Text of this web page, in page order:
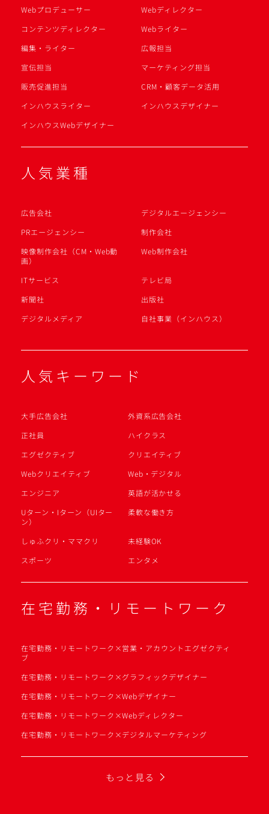
Webプロデューサー
Webディレクター
コンテンツディレクター
Webライター
編集・ライター
広報担当
宣伝担当
マーケティング担当
販売促進担当
CRM・顧客データ活用
インハウスライター
インハウスデザイナー
インハウスWebデザイナー
人気業種
広告会社
デジタルエージェンシー
PRエージェンシー
制作会社
映像制作会社（CM・Web動
画）
Web制作会社
ITサービス
テレビ局
新聞社
出版社
デジタルメディア
自社事業（インハウス）
人気キーワード
大手広告会社
外資系広告会社
正社員
ハイクラス
エグゼクティブ
クリエイティブ
Webクリエイティブ
Web・デジタル
エンジニア
英語が活かせる
Uターン・Iターン（UIター
ン）
柔軟な働き方
しゅふクリ・ママクリ
未経験OK
スポーツ
エンタメ
在宅勤務・リモートワーク
在宅勤務・リモートワーク×営業・アカウントエグゼクティ
ブ
在宅勤務・リモートワーク×グラフィックデザイナー
在宅勤務・リモートワーク×Webデザイナー
在宅勤務・リモートワーク×Webディレクター
在宅勤務・リモートワーク×デジタルマーケティング
もっと見る